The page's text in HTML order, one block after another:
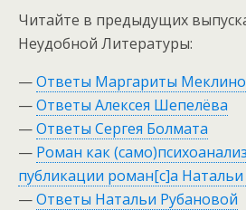
Читайте в предыдущих
Неудобной Литературы:
—Ответы Маргариты
—Ответы Алексея Шепелёва
—Ответы Сергея Болмата
— Роман как
публикации роман[c]а
—Ответы Натальи Рубановой